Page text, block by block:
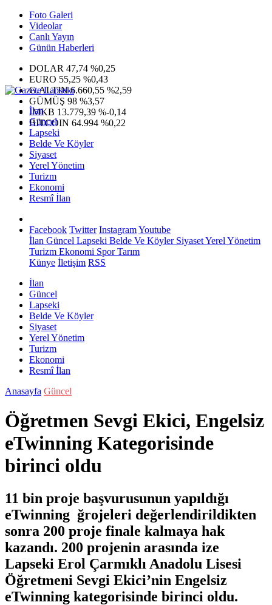
Foto Galeri
Videolar
Canlı Yayın
Günün Haberleri
DOLAR 47,74 %0,25
EURO 55,25 %0,43
G.ALTIN6.660,55 %2,59
GÜMÜŞ 98 %3,57
IMKB 13.779,39 %-0,14
BITCOIN 64.994 %0,22
İlan
Güncel
Lapseki
Belde Ve Köyler
Siyaset
Yerel Yönetim
Turizm
Ekonomi
Resmî İlan
Facebook Twitter InstagramYoutube
İlan Güncel Lapseki Belde Ve KöylerSiyasetYerel Yönetim
Turizm Ekonomi SporTarım
Künye İletişim RSS
İlan
Güncel
Lapseki
Belde Ve Köyler
Siyaset
Yerel Yönetim
Turizm
Ekonomi
Resmî İlan
Anasayfa Güncel
Öğretmen Sevgi Ekici, Engelsiz
eTwinning Kategorisinde
birinci oldu
11 bin proje başvurusunun yapıldığı
eTwinning ğrojeleri değerlendirildikten
sonra 200 proje finale kalmaya hak
kazandı. 200 projenin arasında ize
Lapseki Erol Çarmıklı Anadolu Lisesi
Öğretmeni Sevgi Ekici’nin Engelsiz
eTwinning kategorisinde birinci oldu.